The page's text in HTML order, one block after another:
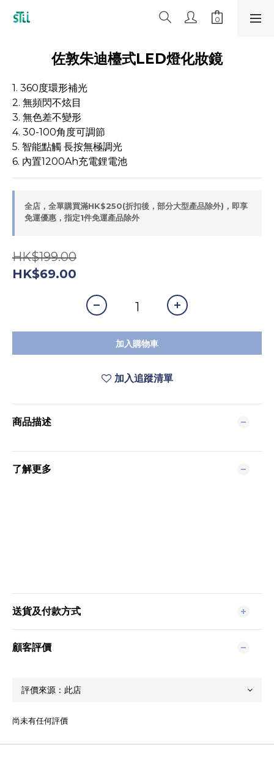
佐敦朱迪檯式LED燈化妝鏡
1. 360度環形補光
2. 無頻閃不炫目
3. 無色差不變形
4. 30-100角度可調節
5. 智能點觸 長按無極調光
6. 內置1200Ah充電鋰電池
全店，全單購買滿HK$250(折扣後，部分大型產品除外)，即享
免運優惠，指定1件免運產品除外
HK$199.00
HK$69.00
加入購物車
加入追蹤清單
商品描述
了解更多
送貨及付款方式
顧客評價
尚未有任何評價